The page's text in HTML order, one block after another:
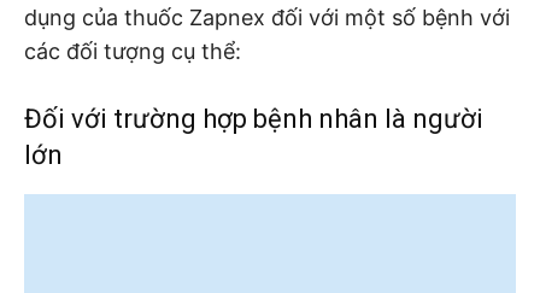
dụng của thuốc Zapnex đối với một số bệnh với
các đối tượng cụ thể:
Đối với trường hợp bệnh nhân là người
lớn